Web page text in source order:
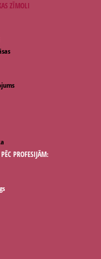
ZĪMOLI
PROFESIJĀM: